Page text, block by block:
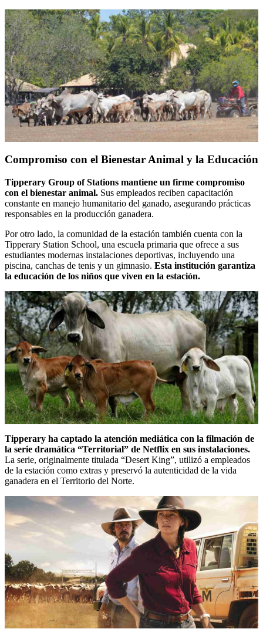
Compromiso con el Bienestar Animal y la Educación
Tipperary Group of Stations mantiene un firme compromiso
con el bienestar animal. Sus empleados reciben capacitación
constante en manejo humanitario del ganado, asegurando prácticas
responsables en la producción ganadera.
Por otro lado, la comunidad de la estación también cuenta con la
Tipperary Station School, una escuela primaria que ofrece a sus
estudiantes modernas instalaciones deportivas, incluyendo una
piscina, canchas de tenis y un gimnasio. Esta institución garantiza
la educación de los niños que viven en la estación.
Tipperary ha captado la atención mediática con la filmación de
la serie dramática “Territorial” de Netflix en sus instalaciones.
La serie, originalmente titulada “Desert King”, utilizó a empleados
de la estación como extras y preservó la autenticidad de la vida
ganadera en el Territorio del Norte.